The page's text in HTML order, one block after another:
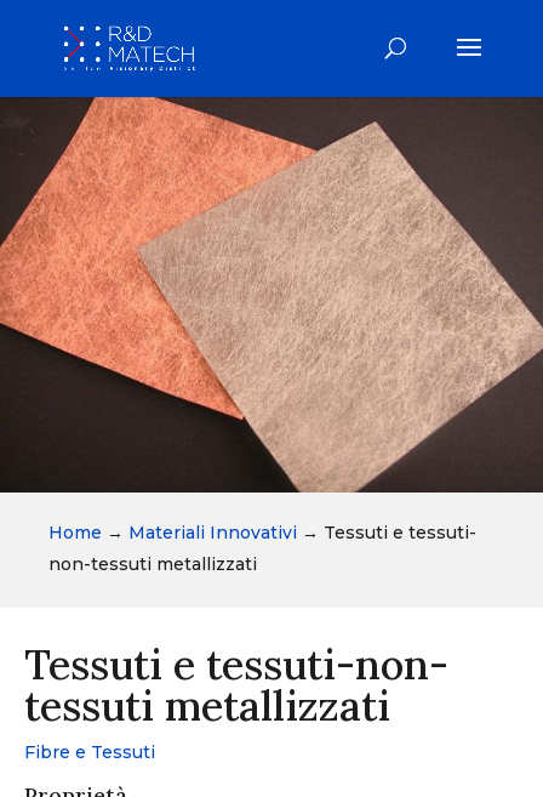
Home → Materiali Innovativi → Tessuti e tessuti-
non-tessuti metallizzati
Tessuti e tessuti-non-
tessuti metallizzati
Fibre e Tessuti